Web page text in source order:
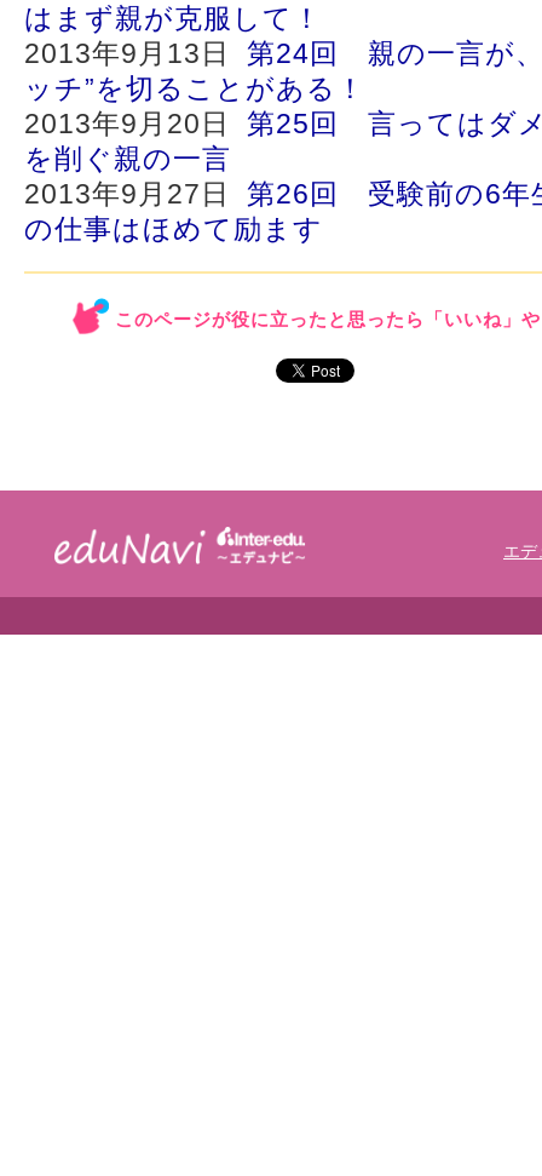
はまず親が克服して！
2013年9月13日 第24回 親の一言が
ッチ”を切ることがある！
2013年9月20日 第25回 言ってはダ
を削ぐ親の一言
2013年9月27日 第26回 受験前の6
の仕事はほめて励ます
このページが役に立ったと思ったら「いいね」
エデ